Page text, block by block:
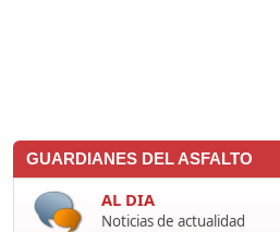
GUARDIANES DEL ASFALTO
AL DIA
Noticias de actualidad